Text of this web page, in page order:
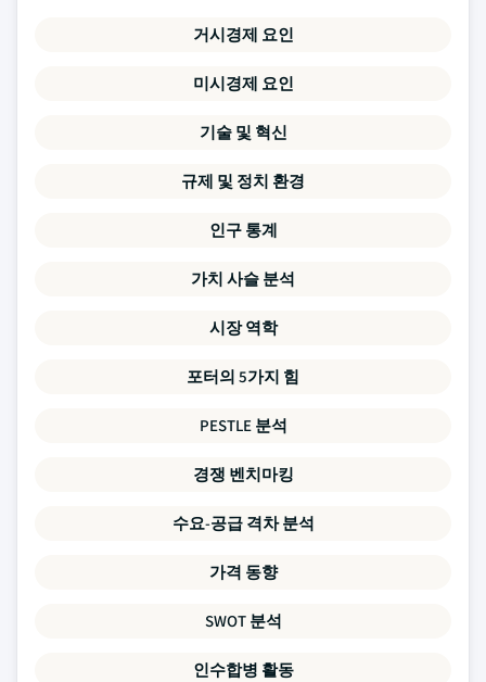
거시경제 요인
미시경제 요인
기술 및 혁신
규제 및 정치 환경
인구 통계
가치 사슬 분석
시장 역학
포터의 5가지 힘
PESTLE 분석
경쟁 벤치마킹
수요-공급 격차 분석
가격 동향
SWOT 분석
인수합병 활동